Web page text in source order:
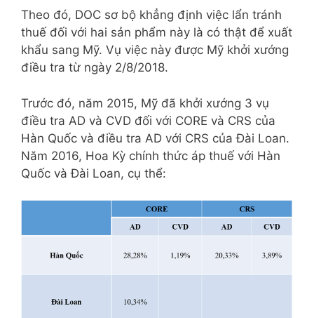
Theo đó, DOC sơ bộ khẳng định việc lẩn tránh
thuế đối với hai sản phẩm này là có thật để xuất
khẩu sang Mỹ. Vụ việc này được Mỹ khởi xướng
điều tra từ ngày 2/8/2018.
Trước đó, năm 2015, Mỹ đã khởi xướng 3 vụ
điều tra AD và CVD đối với CORE và CRS của
Hàn Quốc và điều tra AD với CRS của Đài Loan.
Năm 2016, Hoa Kỳ chính thức áp thuế với Hàn
Quốc và Đài Loan, cụ thể: